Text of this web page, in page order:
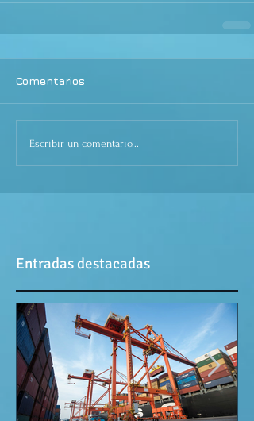
Comentarios
Escribir un comentario...
Entradas destacadas